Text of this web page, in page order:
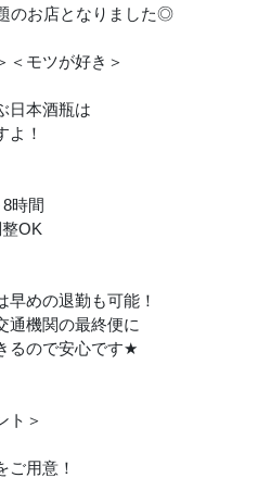
のお店となりました◎
＜モツが好き＞
日本酒瓶は
よ！
時間
OK
早めの退勤も可能！
通機関の最終便に
るので安心です★
ト＞
ご用意！